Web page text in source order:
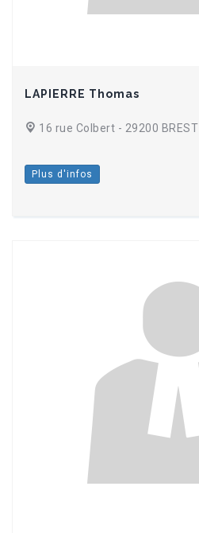
LAPIERRE Thomas
16 rue Colbert - 29200 BREST
Plus d'infos